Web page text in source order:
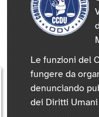
Le funzioni del
fungere da
denunciando
dei Diritti